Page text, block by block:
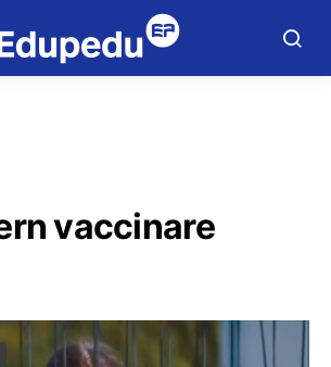
vaccinare